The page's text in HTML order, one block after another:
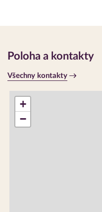
Poloha a kontakty
Všechny kontakty
+
−